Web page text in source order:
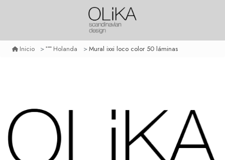
Inicio Holanda Mural ixxi loco color 50 láminas